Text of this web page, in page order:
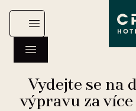
Vydejte se na
výpravu za